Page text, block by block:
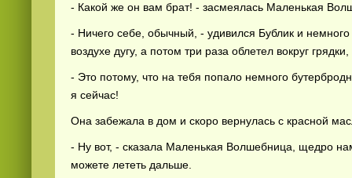
- Какой же он вам брат! - засмеялась Маленькая
- Ничего себе, обычный, - удивился Бублик и
воздухе дугу, а потом три раза облетел вокруг
- Это потому, что на тебя попало немного
я сейчас!
Она забежала в дом и скоро вернулась с красной
- Ну вот, - сказала Маленькая Волшебница, щедро
можете лететь дальше.